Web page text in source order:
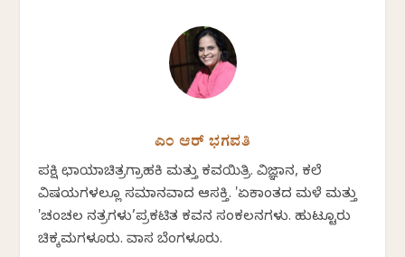
ಎಂ ಆರ್ ಭಗವತಿ
ಪಕ್ಷಿ ಛಾಯಾಚಿತ್ರಗ್ರಾಹಕಿ ಮತ್ತು ಕವಯಿತ್ರಿ. ವಿಜ್ಞಾನ, ಕಲೆ
ವಿಷಯಗಳಲ್ಲೂ ಸಮಾನವಾದ ಆಸಕ್ತಿ. 'ಏಕಾಂತದ ಮಳೆ ಮತ್ತು
'ಚಂಚಲ ನಕ್ಷತ್ರಗಳು’ಪ್ರಕಟಿತ ಕವನ ಸಂಕಲನಗಳು. ಹುಟ್ಟೂರು
ಚಿಕ್ಕಮಗಳೂರು. ವಾಸ ಬೆಂಗಳೂರು.